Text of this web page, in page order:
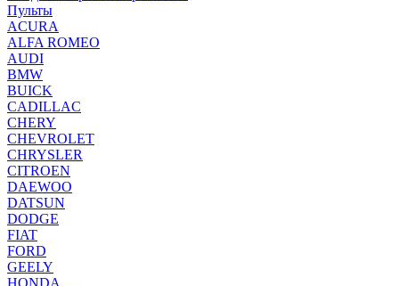
Пульты
ACURA
ALFA ROMEO
AUDI
BMW
BUICK
CADILLAC
CHERY
CHEVROLET
CHRYSLER
CITROEN
DAEWOO
DATSUN
DODGE
FIAT
FORD
GEELY
HONDA